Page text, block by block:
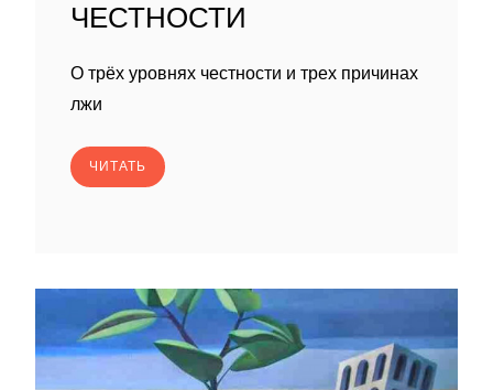
ЧЕСТНОСТИ
О трёх уровнях честности и трех причинах
лжи
ЧИТАТЬ